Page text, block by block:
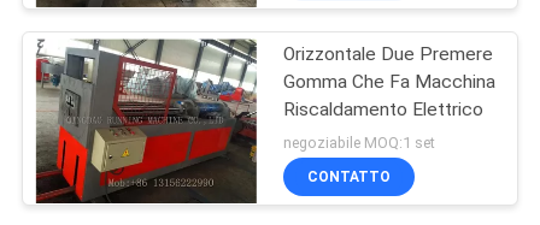
DEL
SITO
PRIVACY
POLICY
vulcanizzazione di
gomma della
stampa
32
Orizzontale Due Premere
Gomma Che Fa Macchina
Riscaldamento Elettrico
negoziabile MOQ:1 set
CONTATTO